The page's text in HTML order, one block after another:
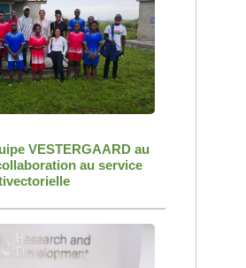
VESTERGAARD au
au service